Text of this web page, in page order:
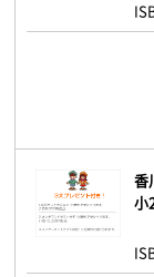
香
小